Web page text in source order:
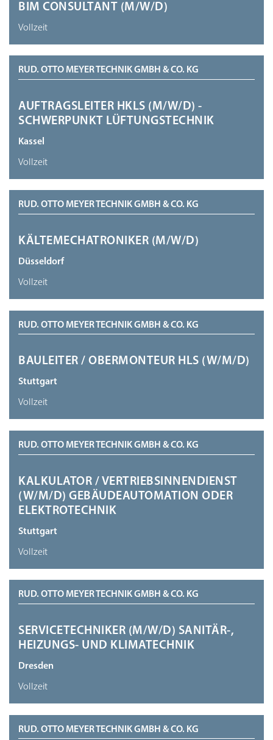
BIM CONSULTANT (M/W/D)
Vollzeit
RUD. OTTO MEYER TECHNIK GMBH & CO. KG
AUFTRAGSLEITER HKLS (M/W/D) -
SCHWERPUNKT LÜFTUNGSTECHNIK
Kassel
Vollzeit
RUD. OTTO MEYER TECHNIK GMBH & CO. KG
KÄLTEMECHATRONIKER (M/W/D)
Düsseldorf
Vollzeit
RUD. OTTO MEYER TECHNIK GMBH & CO. KG
BAULEITER / OBERMONTEUR HLS (W/M/D)
Stuttgart
Vollzeit
RUD. OTTO MEYER TECHNIK GMBH & CO. KG
KALKULATOR / VERTRIEBSINNENDIENST
(W/M/D) GEBÄUDEAUTOMATION ODER
ELEKTROTECHNIK
Stuttgart
Vollzeit
RUD. OTTO MEYER TECHNIK GMBH & CO. KG
SERVICETECHNIKER (M/W/D) SANITÄR-,
HEIZUNGS- UND KLIMATECHNIK
Dresden
Vollzeit
RUD. OTTO MEYER TECHNIK GMBH & CO. KG